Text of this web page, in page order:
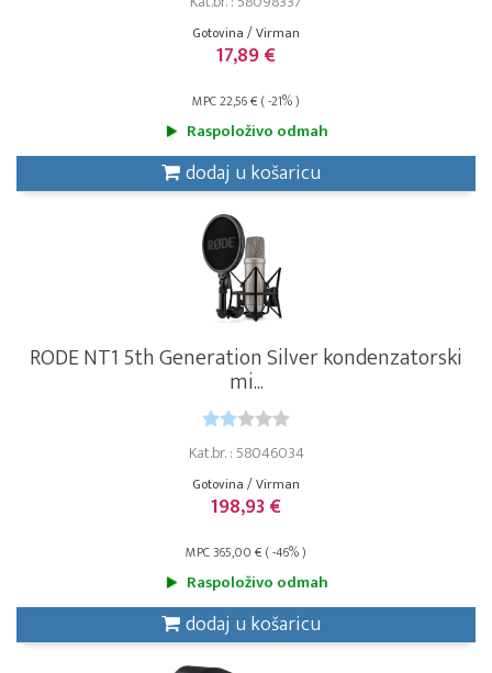
Gotovina / Virman
17,89 €
MPC 22,56 € ( -21% )
Raspoloživo odmah
dodaj u košaricu
RODE NT1 5th Generation Silver kondenzatorski
mi...
Kat.br. : 58046034
Gotovina / Virman
198,93 €
MPC 365,00 € ( -46% )
Raspoloživo odmah
dodaj u košaricu